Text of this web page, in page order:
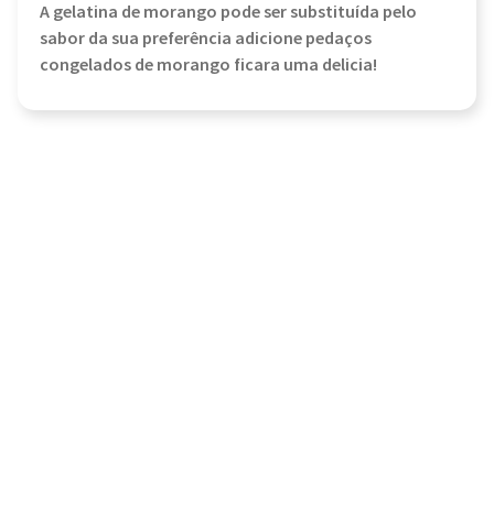
A gelatina de morango pode ser substituída pelo
sabor da sua preferência adicione pedaços
congelados de morango ficara uma delicia!